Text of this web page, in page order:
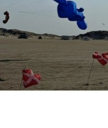
Inhalt
springen